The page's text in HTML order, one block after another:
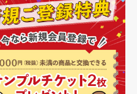
リネス生鮮品（配送便限定）
ついて
利用ガイド会社概要